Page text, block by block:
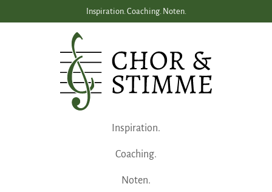
Inspiration. Coaching. Noten.
Inspiration.
Coaching.
Noten.